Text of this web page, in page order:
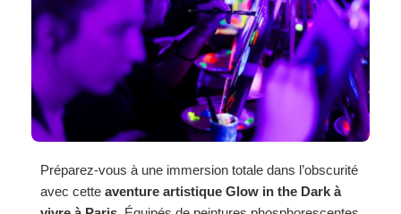
Préparez-vous à une immersion totale dans l’obscurité
avec cette aventure artistique Glow in the Dark à